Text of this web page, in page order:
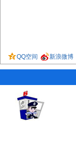
QQ空间 新浪微博